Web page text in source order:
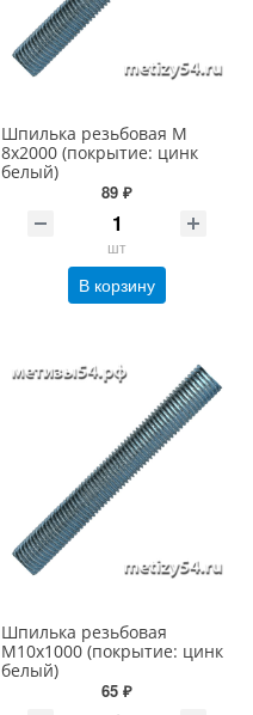
Шпилька резьбовая М
8х2000 (покрытие: цинк
белый)
89 ₽
шт
В корзину
Шпилька резьбовая
М10х1000 (покрытие: цинк
белый)
65 ₽